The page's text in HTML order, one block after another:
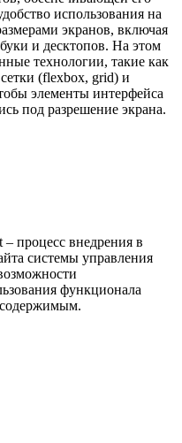
использования на
экранов, включая
и десктопов. На этом
технологии, такие как
(flexbox, grid) и
элементы интерфейса
под разрешение экрана.
процесс внедрения в
системы управления
функционала
содержимым.